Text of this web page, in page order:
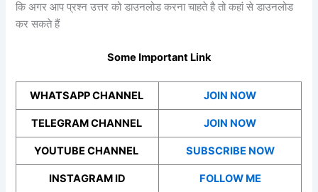
कि अगर आप प्रश्न उत्तर को डाउनलोड करना चाहते है तो कहां से डाउनलोड
कर सकते हैं
Some Important Link
WHATSAPP CHANNEL JOIN NOW
TELEGRAM CHANNEL JOIN NOW
YOUTUBE CHANNEL SUBSCRIBE NOW
INSTAGRAM ID FOLLOW ME